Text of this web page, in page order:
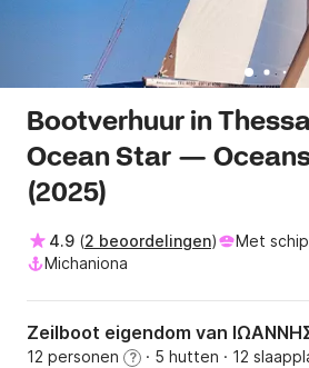
Bootverhuur in
Ocean Star —
(2025)
4.9 (2 beoordelingen) Met
Michaniona
Zeilboot eigendom van
12 personen ? · 5 hutten · 12